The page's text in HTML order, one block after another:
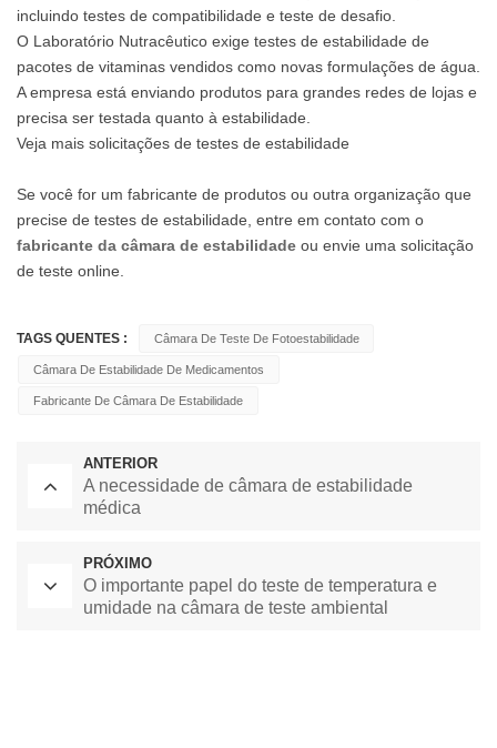
incluindo testes de compatibilidade e teste de desafio.
O Laboratório Nutracêutico exige testes de estabilidade de
pacotes de vitaminas vendidos como novas formulações de água.
A empresa está enviando produtos para grandes redes de lojas e
precisa ser testada quanto à estabilidade.
Veja mais solicitações de testes de estabilidade
Se você for um fabricante de produtos ou outra organização que
precise de testes de estabilidade, entre em contato com o
fabricante da câmara de estabilidade ou envie uma solicitação
de teste online.
TAGS QUENTES : Câmara De Teste De Fotoestabilidade
Câmara De Estabilidade De Medicamentos
Fabricante De Câmara De Estabilidade
ANTERIOR
A necessidade de câmara de estabilidade
médica
PRÓXIMO
O importante papel do teste de temperatura e
umidade na câmara de teste ambiental